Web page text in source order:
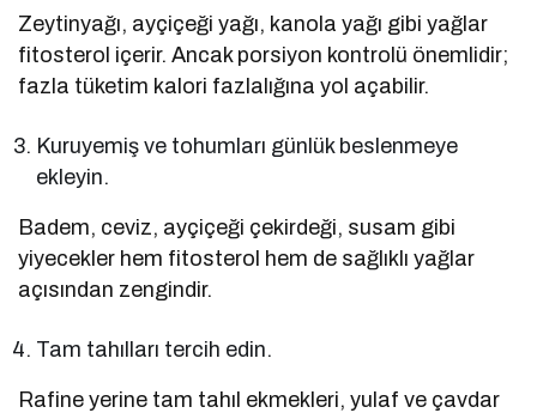
Zeytinyağı, ayçiçeği yağı, kanola yağı gibi yağlar
fitosterol içerir. Ancak porsiyon kontrolü önemlidir;
fazla tüketim kalori fazlalığına yol açabilir.
Kuruyemiş ve tohumları günlük beslenmeye
ekleyin.
Badem, ceviz, ayçiçeği çekirdeği, susam gibi
yiyecekler hem fitosterol hem de sağlıklı yağlar
açısından zengindir.
Tam tahılları tercih edin.
Rafine yerine tam tahıl ekmekleri, yulaf ve çavdar